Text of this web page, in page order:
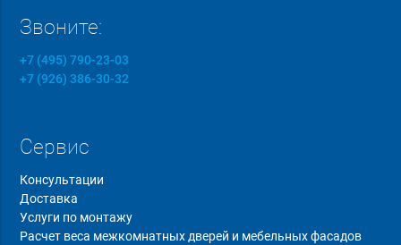
Звоните:
+7 (495) 790-23-03
+7 (926) 386-30-32
Сервис
Консультации
Доставка
Услуги по монтажу
Расчет веса межкомнатных дверей и мебельных фасадов